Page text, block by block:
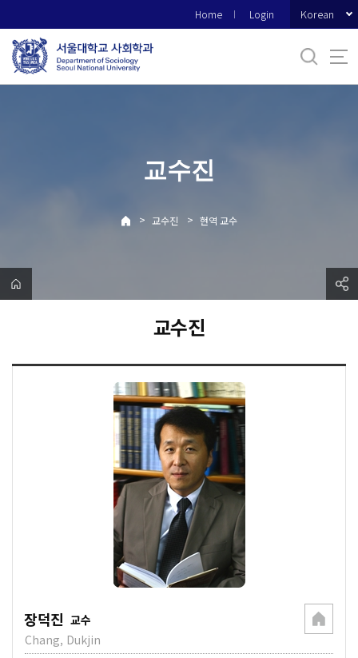
로
메
Home Login Korean
교수진
> 교수진 > 현역 교수
교수진
장덕진 교수
Chang, Dukjin